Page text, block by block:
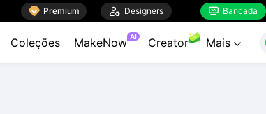
 Premium  Designers  Bancada
Coleções MakeNow AI Creator Mais 